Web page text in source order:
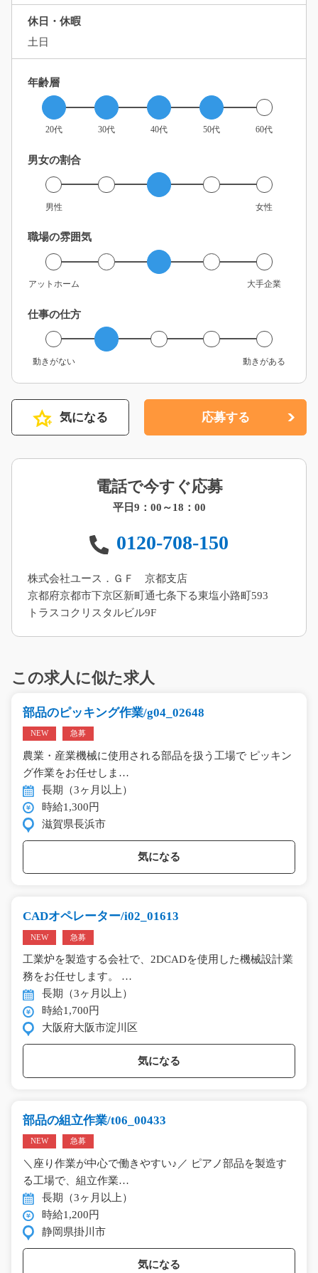
休日・休暇
土日
年齢層
20代 30代 40代 50代 60代
男女の割合
男性 女性
職場の雰囲気
アットホーム 大手企業
仕事の仕方
動きがない 動きがある
気になる 応募する
電話で今すぐ応募
平日9：00～18：00
0120-708-150
株式会社ユース．ＧＦ 京都支店
京都府京都市下京区新町通七条下る東塩小路町593
トラスコクリスタルビル9F
この求人に似た求人
部品のピッキング作業/g04_02648
NEW 急募
農業・産業機械に使用される部品を扱う工場で ピッキン
グ作業をお任せしま…
長期（3ヶ月以上）
時給1,300円
滋賀県長浜市
気になる
CADオペレーター/i02_01613
NEW 急募
工業炉を製造する会社で、2DCADを使用した機械設計業
務をお任せします。 …
長期（3ヶ月以上）
時給1,700円
大阪府大阪市淀川区
気になる
部品の組立作業/t06_00433
NEW 急募
＼座り作業が中心で働きやすい♪／ ピアノ部品を製造す
る工場で、組立作業…
長期（3ヶ月以上）
時給1,200円
静岡県掛川市
気になる